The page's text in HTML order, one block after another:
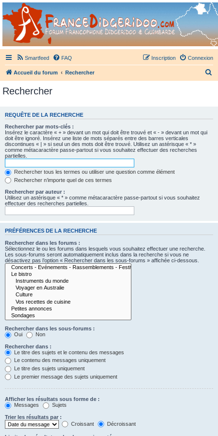
France Didgeridoo
Didgeridoo et Guimbarde sur France Didgeridoo - retrouvez la communauté.
Smartfeed FAQ Connexion
Inscription
Accueil du forum Rechercher
e
Rechercher
REQUÊTE DE LA RECHERCHE
Rechercher par mots-clés :
Insérez le caractère « + » devant un mot qui doit être trouvé et « - » devant un mot qui
doit être ignoré. Insérez une liste de mots séparés entre des barres verticales
discontinues « | » si seul un des mots doit être trouvé. Utilisez un astérisque « * »
comme métacaractère passe-partout si vous souhaitez effectuer des recherches
partielles.
Rechercher tous les termes ou utiliser une question comme élément
Rechercher n’importe quel de ces termes
Rechercher par auteur :
Utilisez un astérisque « * » comme métacaractère passe-partout si vous souhaitez
effectuer des recherches partielles.
PRÉFÉRENCES DE LA RECHERCHE
Rechercher dans les forums :
Sélectionnez le ou les forums dans lesquels vous souhaitez effectuer une recherche.
Les sous-forums seront automatiquement inclus dans la recherche si vous ne
désactivez pas l’option « Rechercher dans les sous-forums » affichée ci-dessous.
Rechercher dans les sous-forums :
Oui
Non
Rechercher dans :
Le titre des sujets et le contenu des messages
Le contenu des messages uniquement
Le titre des sujets uniquement
Le premier message des sujets uniquement
Afficher les résultats sous forme de :
Messages
Sujets
Trier les résultats par :
Croissant
Décroissant